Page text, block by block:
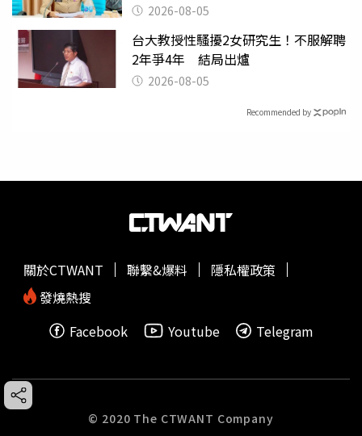
2026-08-05
台大教授性騷擾2女研究生！不服解聘
2年爭4年 結局出爐
2026-08-05
Recommended by
關於CTWANT 聯繫&爆料
隱私權政策
發燒熱搜
Facebook
Youtube Telegram
© 2020 The CTWANT Company